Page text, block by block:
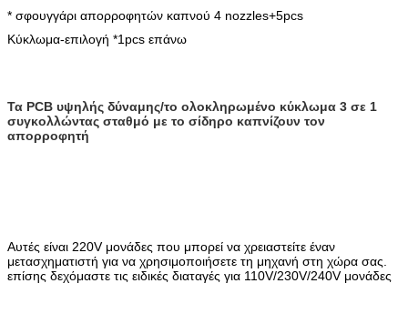
* σφουγγάρι απορροφητών καπνού 4 nozzles+5pcs
Κύκλωμα-επιλογή *1pcs επάνω
Τα PCB υψηλής δύναμης/το ολοκληρωμένο κύκλωμα 3 σε 1
συγκολλώντας σταθμό με το σίδηρο καπνίζουν τον
απορροφητή
Αυτές είναι 220V μονάδες που μπορεί να χρειαστείτε έναν
μετασχηματιστή για να χρησιμοποιήσετε τη μηχανή στη χώρα σας.
επίσης δεχόμαστε τις ειδικές διαταγές για 110V/230V/240V μονάδες